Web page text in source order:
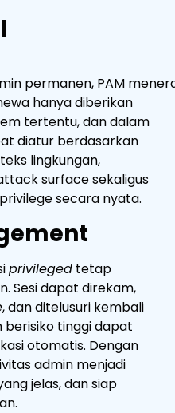
permanen, PAM
hanya diberikan
tertentu, dan dalam
diatur berdasarkan
lingkungan,
surface sekaligus
secara nyata.
privileged tetap
Sesi dapat direkam,
, danditelusuri kembali
berisiko tinggi dapat
otomatis. Dengan
admin menjadi
jelas, dan siap